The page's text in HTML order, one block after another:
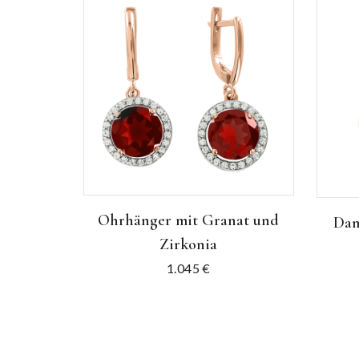
Ohrhänger mit Granat und
Zirkonia
1.045€